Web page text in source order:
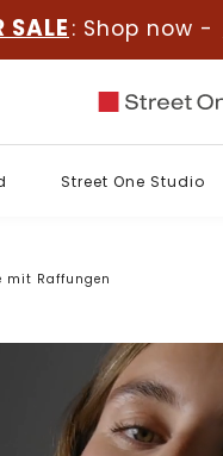
SALE : Shop now -
Street One Studio
mit Raffungen